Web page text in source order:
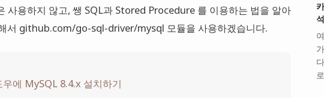
사용하지 않고, 쌩 SQL과 Stored Procedure 를 이용하는 법을 알아
서 github.com/go-sql-driver/mysql 모듈을 사용하겠습니다.
우에 MySQL 8.4.x 설치하기